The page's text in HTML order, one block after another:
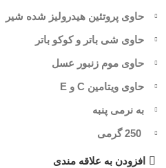
حاوی پروتئین هیدرولیز شده شیر
حاوی شی باتر و کوکو باتر
حاوی موم زنبور عسل
حاوی ویتامین C و E
به نرمی پنبه
افزودن به علاقه مندی